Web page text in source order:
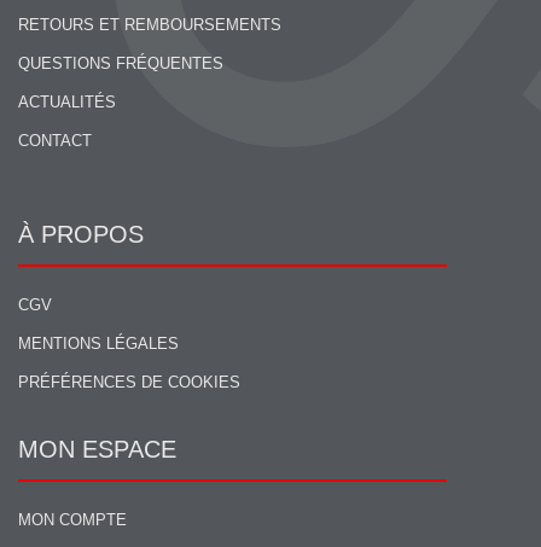
RETOURS ET REMBOURSEMENTS
QUESTIONS FRÉQUENTES
ACTUALITÉS
CONTACT
À PROPOS
CGV
MENTIONS LÉGALES
PRÉFÉRENCES DE COOKIES
MON ESPACE
MON COMPTE